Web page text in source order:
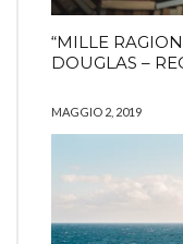
“MILLE
DOUGLAS –
MAGGIO 2, 2019